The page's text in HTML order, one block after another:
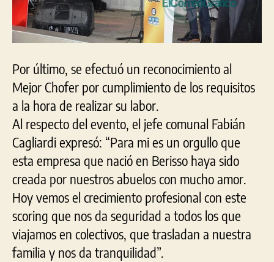
Por último, se efectuó un reconocimiento al
Mejor Chofer por cumplimiento de los requisitos
a la hora de realizar su labor.
Al respecto del evento, el jefe comunal Fabián
Cagliardi expresó: “Para mi es un orgullo que
esta empresa que nació en Berisso haya sido
creada por nuestros abuelos con mucho amor.
Hoy vemos el crecimiento profesional con este
scoring que nos da seguridad a todos los que
viajamos en colectivos, que trasladan a nuestra
familia y nos da tranquilidad”.